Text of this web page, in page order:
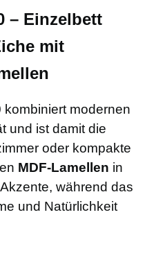
– Einzelbett
mit
kombiniert modernen
und ist damit die
oder kompakte
MDF-Lamellen in
während das
und Natürlichkeit